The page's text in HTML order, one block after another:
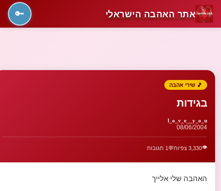
אתר האהבה הישראלי 🔑
🎵 שירי אהבה
בגידות
l_o_v_e__y_o_u
08/06/2004
👁️3,330 צפיות 💬 1 תגובות
האהבה שלי אלייך